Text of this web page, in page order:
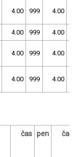
4.00 999 4.00
4.00 999 4.00
4.00 999 4.00
4.00 999 4.00
čas pen čas